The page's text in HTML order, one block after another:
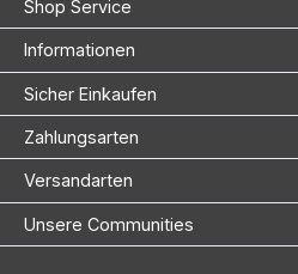
Shop Service
Informationen
Sicher Einkaufen
Zahlungsarten
Versandarten
Unsere Communities